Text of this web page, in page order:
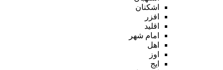
اشکنان
افزر
اقلید
امام شهر
اهل
اوز
ایج